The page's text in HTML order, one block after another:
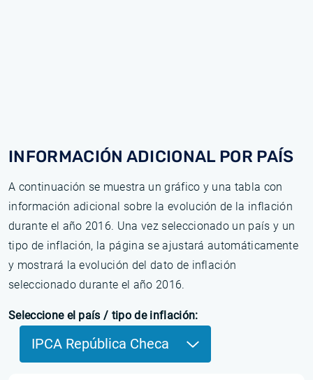
INFORMACIÓN ADICIONAL POR PAÍS
A continuación se muestra un gráfico y una tabla con
información adicional sobre la evolución de la inflación
durante el año 2016. Una vez seleccionado un país y un
tipo de inflación, la página se ajustará automáticamente
y mostrará la evolución del dato de inflación
seleccionado durante el año 2016.
Seleccione el país / tipo de inflación:
IPCA República Checa